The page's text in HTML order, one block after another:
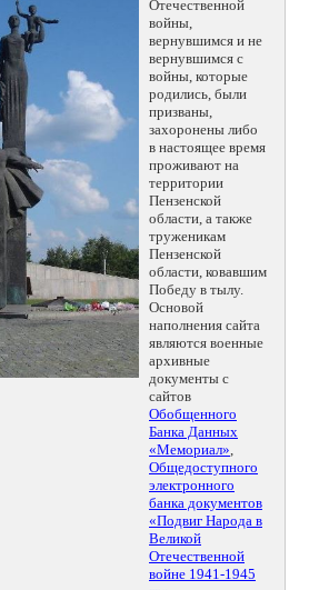
Отечественной
войны,
вернувшимся и не
вернувшимся с
войны, которые
родились, были
призваны,
захоронены либо
в настоящее время
проживают на
территории
Пензенской
области, а также
труженикам
Пензенской
области, ковавшим
Победу в тылу.
Основой
наполнения сайта
являются военные
архивные
документы с
сайтов
Обобщенного
Банка Данных
«Мемориал»,
Общедоступного
электронного
банка документов
«Подвиг Народа в
Великой
Отечественной
войне 1941-1945